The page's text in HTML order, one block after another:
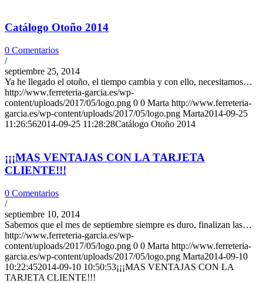
Catálogo Otoño 2014
0 Comentarios
/
septiembre 25, 2014
Ya he llegado el otoño, el tiempo cambia y con ello, necesitamos…
http://www.ferreteria-garcia.es/wp-
content/uploads/2017/05/logo.png 0 0 Marta http://www.ferreteria-
garcia.es/wp-content/uploads/2017/05/logo.png Marta2014-09-25
11:26:562014-09-25 11:28:28Catálogo Otoño 2014
¡¡¡MAS VENTAJAS CON LA TARJETA
CLIENTE!!!
0 Comentarios
/
septiembre 10, 2014
Sabemos que el mes de septiembre siempre es duro, finalizan las…
http://www.ferreteria-garcia.es/wp-
content/uploads/2017/05/logo.png 0 0 Marta http://www.ferreteria-
garcia.es/wp-content/uploads/2017/05/logo.png Marta2014-09-10
10:22:452014-09-10 10:50:53¡¡¡MAS VENTAJAS CON LA
TARJETA CLIENTE!!!